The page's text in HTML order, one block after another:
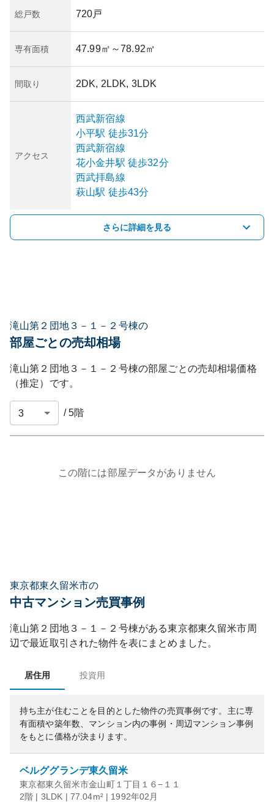
総戸数 720戸
専有面積 47.99㎡ ～78.92㎡
間取り 2DK, 2LDK, 3LDK
アクセス
西武新宿線
小平駅 徒歩31分
西武新宿線
花小金井駅 徒歩32分
西武拝島線
萩山駅 徒歩43分
さらに詳細を見る
滝山第２団地３－１－２号棟の
部屋ごとの売却相場
滝山第２団地３－１－２号棟の部屋ごとの売却相場価格
（推定）です。
/5階
この階には部屋データがありません
東京都東久留米市の
中古マンション売買事例
滝山第２団地３－１－２号棟がある東京都東久留米市周
辺で最近取引された物件を表にまとめました。
居住用 投資用
持ち主が住むことを目的とした物件の売買事例です。 主に専
有面積や築年数、マンション内の事例・周辺マンション事例
をもとに価格が決まります。
ベルググランデ東久留米
東京都東久留米市金山町１丁目１６−１１
2階 | 3LDK | 77.04m² | 1992年02月